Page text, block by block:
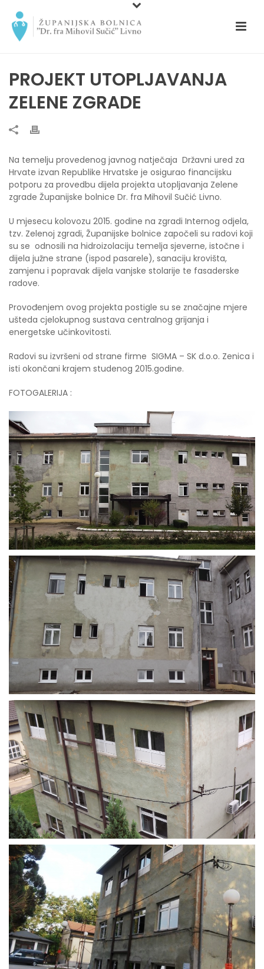
PROJEKT UTOPLJAVANJA
ZELENE ZGRADE
Na temelju provedenog javnog natječaja Državni ured za
Hrvate izvan Republike Hrvatske je osigurao financijsku
potporu za provedbu dijela projekta utopljavanja Zelene
zgrade Županijske bolnice Dr. fra Mihovil Sučić Livno.
U mjesecu kolovozu 2015. godine na zgradi Internog odjela,
tzv. Zelenoj zgradi, Županijske bolnice započeli su radovi koji
su se odnosili na hidroizolaciju temelja sjeverne, istočne i
dijela južne strane (ispod pasarele), sanaciju krovišta,
zamjenu i popravak dijela vanjske stolarije te fasaderske
radove.
Provođenjem ovog projekta postigle su se značajne mjere
ušteda cjelokupnog sustava centralnog grijanja i
energetske učinkovitosti.
Radovi su izvršeni od strane firme SIGMA – SK d.o.o. Zenica i
isti okončani krajem studenog 2015.godine.
FOTOGALERIJA :